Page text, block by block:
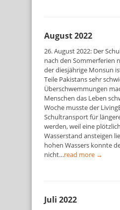
August 2022
26. August 2022: Der
nach den Sommerferien
der diesjährige Monsun
Teile Pakistans sehr
Überschwemmungen
Menschen das Leben
Woche musste der
Schultransport für
werden, weil eine
Wasserstand ansteigen
hohen Wassers konnte
nicht…read more →
Juli 2022